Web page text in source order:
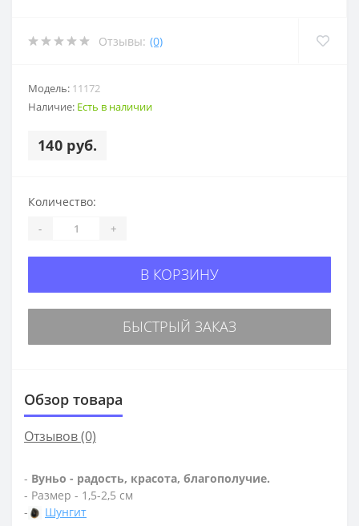
Отзывы: (0)
Модель: 11172
Наличие: Есть в наличии
140 руб.
Количество:
- +
В КОРЗИНУ
БЫСТРЫЙ ЗАКАЗ
Обзор товара
Отзывов (0)
- Вуньо - радость, красота, благополучие.
- Размер - 1,5-2,5 см
-
Шунгит